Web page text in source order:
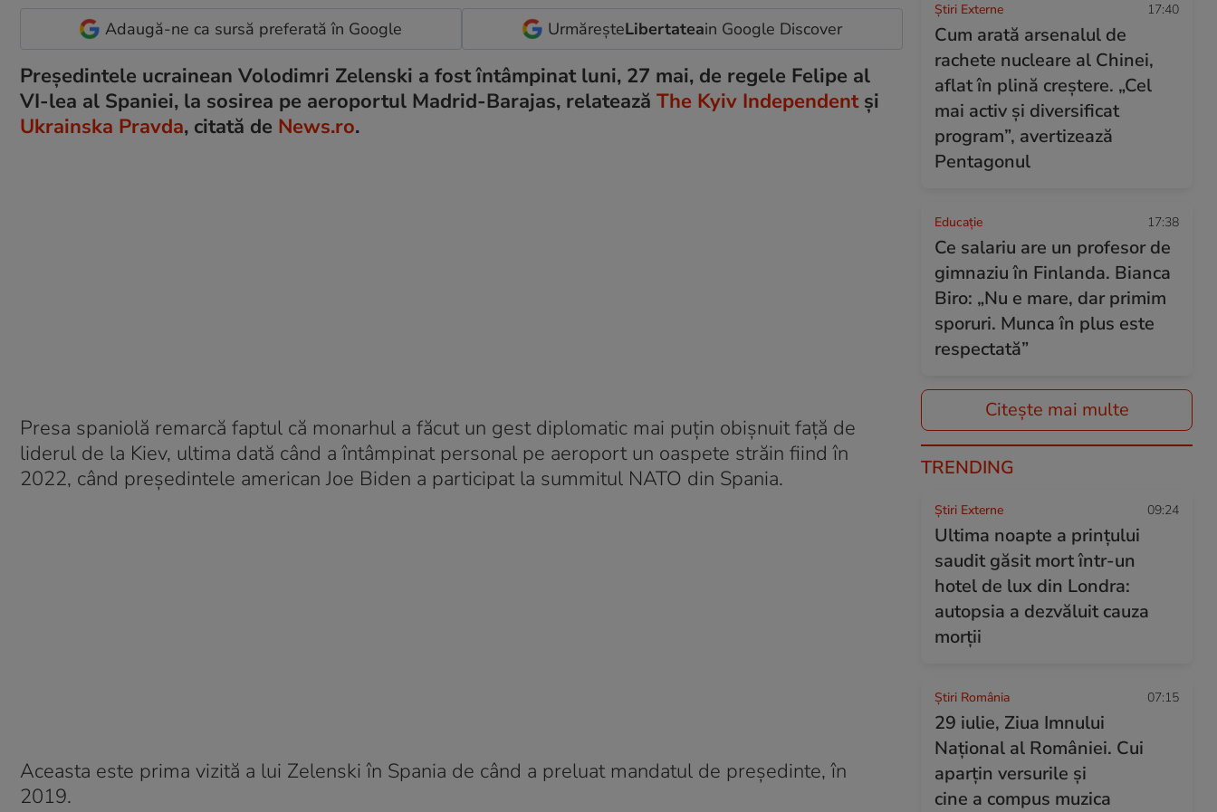
Adaugă-ne ca sursă preferată în Google UrmăreșteLibertateain Google Discover
Președintele ucrainean Volodimri Zelenski a fost întâmpinat luni, 27 mai, de regele Felipe al
VI-lea al Spaniei, la sosirea pe aeroportul Madrid-Barajas, relatează The Kyiv Independentși
Ukrainska Pravda, citată de News.ro.
Presa spaniolă remarcă faptul că monarhul a făcut un gest diplomatic mai puțin obișnuit față de
liderul de la Kiev, ultima dată când a întâmpinat personal pe aeroport un oaspete străin fiind în
2022, când preşedintele american Joe Biden a participat la summitul NATO din Spania.
Aceasta este prima vizită a lui Zelenski în Spania de când a preluat mandatul de președinte, în
2019.
Știri Externe 17:40
Cum arată arsenalul de
rachete nucleare al Chinei,
aflat în plină creștere. „Cel
mai activ și diversificat
program”, avertizează
Pentagonul
Educație 17:38
Ce salariu are un profesor de
gimnaziu în Finlanda. Bianca
Biro: „Nu e mare, dar primim
sporuri. Munca în plus este
respectată”
Citește mai multe
TRENDING
Știri Externe 09:24
Ultima noapte a prințului
saudit găsit mort într-un
hotel de lux din Londra:
autopsia a dezvăluit cauza
morții
Știri România 07:15
29 iulie, Ziua Imnului
Național al României. Cui
aparțin versurile și
cine a compus muzica